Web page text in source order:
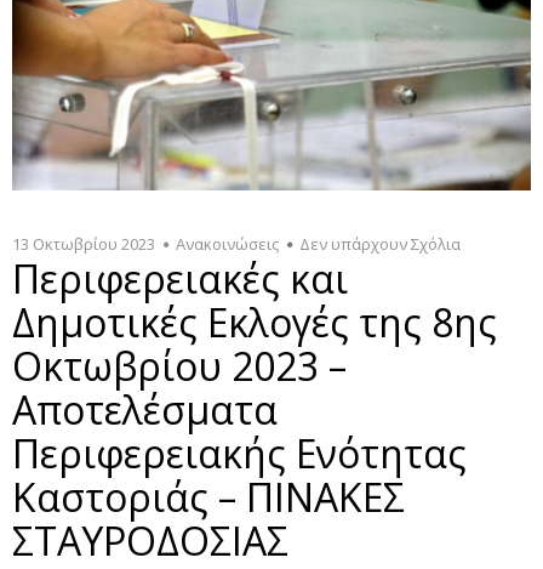
13 Οκτωβρίου 2023 Ανακοινώσεις Δεν υπάρχουν Σχόλια
Περιφερειακές και
Δημοτικές Εκλογές της 8ης
Οκτωβρίου 2023 –
Αποτελέσματα
Περιφερειακής Ενότητας
Καστοριάς – ΠΙΝΑΚΕΣ
ΣΤΑΥΡΟΔΟΣΙΑΣ